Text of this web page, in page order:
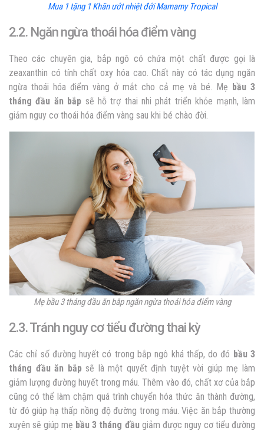
Mua 1 tặng 1 Khăn ướt nhiệt đới Mamamy Tropical
2.2. Ngăn ngừa thoái hóa điểm vàng
Theo các chuyên gia, bắp ngô có chứa một chất được gọi là
zeaxanthin có tính chất oxy hóa cao. Chất này có tác dụng ngăn
ngừa thoái hóa điểm vàng ở mắt cho cả mẹ và bé. Mẹ bầu 3
tháng đầu ăn bắp sẽ hỗ trợ thai nhi phát triển khỏe mạnh, làm
giảm nguy cơ thoái hóa điểm vàng sau khi bé chào đời.
Mẹ bầu 3 tháng đầu ăn bắp ngăn ngừa thoái hóa điểm vàng
2.3. Tránh nguy cơ tiểu đường thai kỳ
Các chỉ số đường huyết có trong bắp ngô khá thấp, do đó bầu 3
tháng đầu ăn bắp sẽ là một quyết định tuyệt vời giúp mẹ làm
giảm lượng đường huyết trong máu. Thêm vào đó, chất xơ của bắp
cũng có thể làm chậm quá trình chuyển hóa thức ăn thành đường,
từ đó giúp hạ thấp nồng độ đường trong máu. Việc ăn bắp thường
xuyên sẽ giúp mẹ bầu 3 tháng đầu giảm được nguy cơ tiểu đường